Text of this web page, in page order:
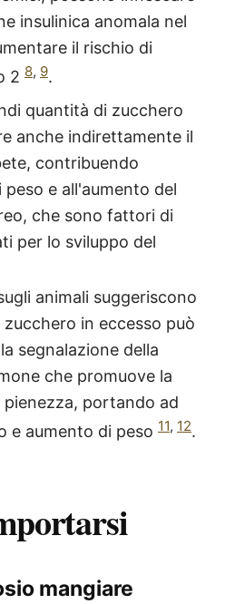
insulinica anomala nel
il rischio di
2 8, 9.
quantità di zucchero
anche indirettamente il
contribuendo
peso e all'aumento del
che sono fattori di
per lo sviluppo del
animali suggeriscono
in eccesso può
segnalazione della
che promuove la
pienezza, portando ad
e aumento di peso 11, 12.
mangiare